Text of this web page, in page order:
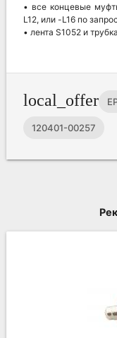
• все концевые
L12, или -L16 по
• лента S1052 и
local_offer
120401-00257